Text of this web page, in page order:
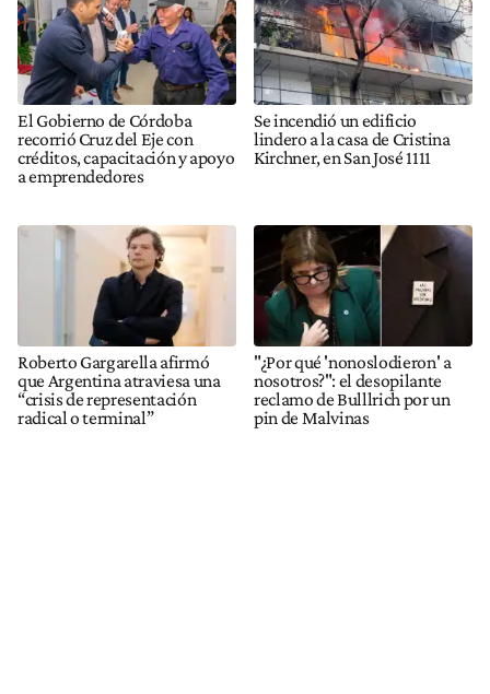
El Gobierno de Córdoba
recorrió Cruz del Eje con
créditos, capacitación y apoyo
a emprendedores
Se incendió un edificio
lindero a la casa de Cristina
Kirchner, en San José 1111
Roberto Gargarella afirmó
que Argentina atraviesa una
“crisis de representación
radical o terminal”
"¿Por qué 'nonoslodieron' a
nosotros?": el desopilante
reclamo de Bulllrich por un
pin de Malvinas